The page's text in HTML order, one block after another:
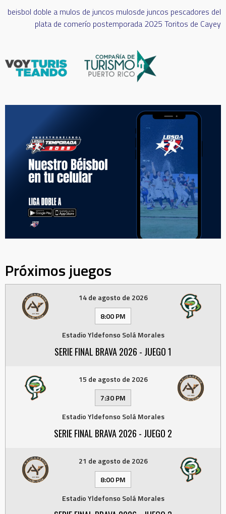
beisbol doble a mulos de juncos mulosde juncos pescadores del
plata de comerío postemporada 2025 Toritos de Cayey
Próximos juegos
14 de agosto de 2026
8:00 PM
Estadio Yldefonso Solá Morales
SERIE FINAL BRAVA 2026 - JUEGO 1
15 de agosto de 2026
7:30 PM
Estadio Yldefonso Solá Morales
SERIE FINAL BRAVA 2026 - JUEGO 2
21 de agosto de 2026
8:00 PM
Estadio Yldefonso Solá Morales